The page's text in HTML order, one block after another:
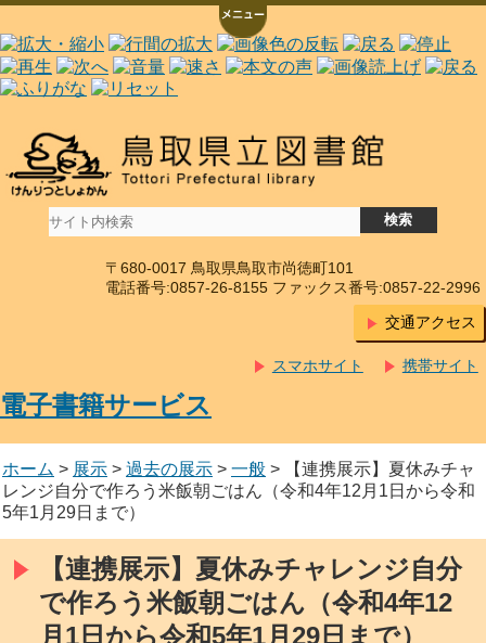
〒680-0017 鳥取県鳥取市尚徳町101
電話番号:0857-26-8155 ファックス番号:0857-22-2996
交通アクセス
携帯サイト
スマホサイト
電子書籍サービス
ホーム > 展示 > 過去の展示 > 一般 > 【連携展示】夏休みチャ
レンジ自分で作ろう米飯朝ごはん（令和4年12月1日から令和
5年1月29日まで）
【連携展示】夏休みチャレンジ自分
で作ろう米飯朝ごはん（令和4年12
月1日から令和5年1月29日まで）